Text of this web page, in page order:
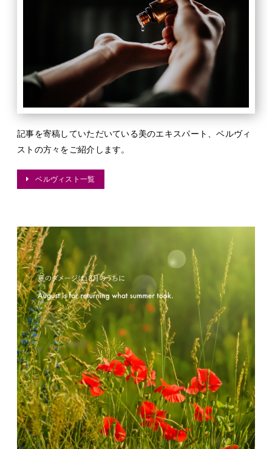
記事を寄稿していただいている美のエキスパート、ベルヴィ
ストの方々をご紹介します。
ベルヴィスト一覧